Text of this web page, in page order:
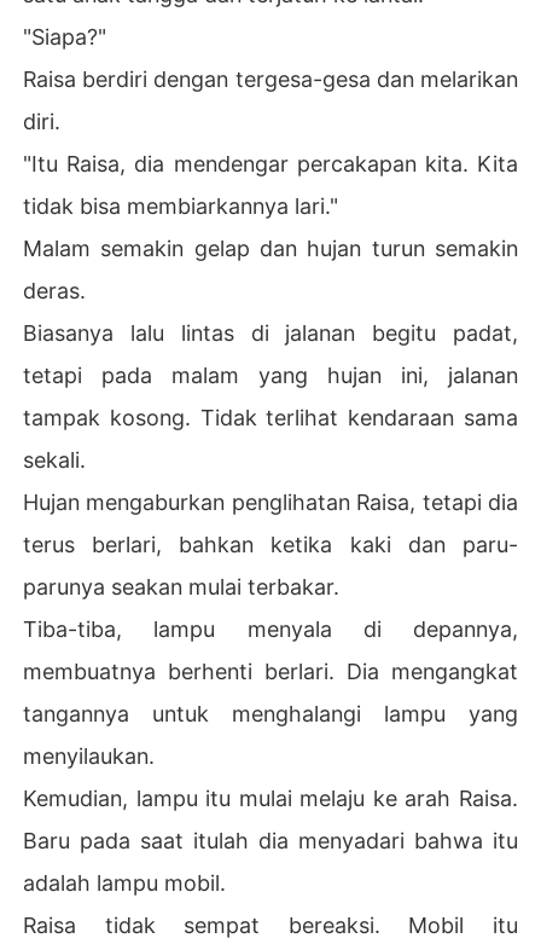
"Siapa?"
Raisa berdiri dengan tergesa-gesa dan melarikan
diri.
"Itu Raisa, dia mendengar percakapan kita. Kita
tidak bisa membiarkannya lari."
Malam semakin gelap dan hujan turun semakin
deras.
Biasanya lalu lintas di jalanan begitu padat,
tetapi pada malam yang hujan ini, jalanan
tampak kosong. Tidak terlihat kendaraan sama
sekali.
Hujan mengaburkan penglihatan Raisa, tetapi dia
terus berlari, bahkan ketika kaki dan paru-
parunya seakan mulai terbakar.
Tiba-tiba, lampu menyala di depannya,
membuatnya berhenti berlari. Dia mengangkat
tangannya untuk menghalangi lampu yang
menyilaukan.
Kemudian, lampu itu mulai melaju ke arah Raisa.
Baru pada saat itulah dia menyadari bahwa itu
adalah lampu mobil.
Raisa tidak sempat bereaksi. Mobil itu